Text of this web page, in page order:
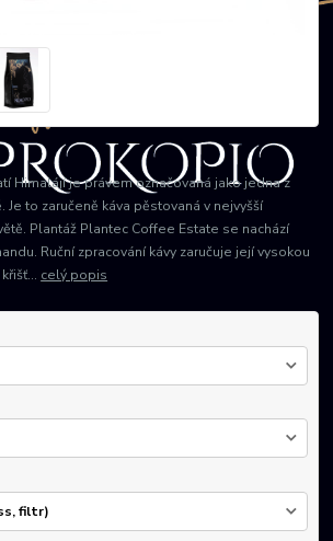
Himalájí je právem označovaná jako jedna z
Je to zaručeně káva pěstovaná v nejvyšší
Plantáž Plantec Coffee Estate se nachází
Ruční zpracování kávy zaručuje její vysokou
celý popis